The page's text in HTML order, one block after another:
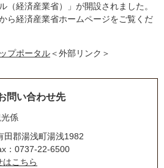
（経済産業省）」が開設されました。
ら経済産業省ホームページをご覧くだ
プポータル＜外部リンク＞
問い合わせ先
係
田郡湯浅町湯浅1982
：0737-22-6500
はこちら